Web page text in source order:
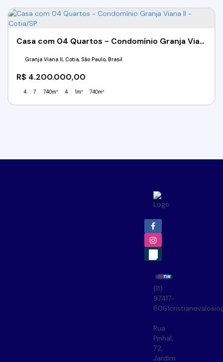
Casa com 04 Quartos - Condomínio Granja Viana II - Cotia/SP
R$ 4.200.000,00
Granja Viana II, Cotia, São Paulo, Brasil
4 7 740m² 4 1m² 740m²
(11)
97417-
8061
Rua
Pinhal,
72,
Jardim